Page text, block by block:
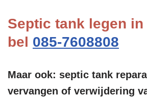
Septic tank legen in
bel 085-7608808
Maar ook: septic tank
vervangen of verwijdering